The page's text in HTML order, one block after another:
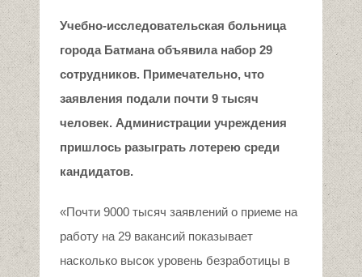
Учебно-исследовательская больница
города Батманаобъявила набор 29
сотрудников. Примечательно, что
заявления подали почти 9 тысяч
человек. Администрации учреждения
пришлось разыграть лотерею среди
кандидатов.
«Почти 9000 тысяч заявлений о приеме на
работу на 29 вакансий показывает
насколько высок уровень безработицы в